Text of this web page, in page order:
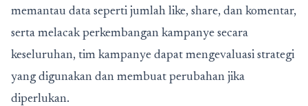
memantau data seperti jumlah like, share, dan komentar,
serta melacak perkembangan kampanye secara
keseluruhan, tim kampanye dapat mengevaluasi strategi
yang digunakan dan membuat perubahan jika
diperlukan.